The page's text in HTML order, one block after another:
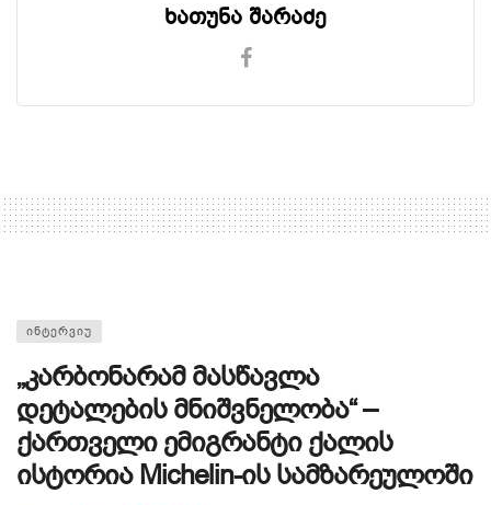
ხათუნა შარაძე
ᲘᲜᲢᲔᲠᲕᲘᲣ
„კარბონარამ მასწავლა
დეტალების მნიშვნელობა“ –
ქართველი ემიგრანტი ქალის
ისტორია Michelin-ის სამზარეულოში